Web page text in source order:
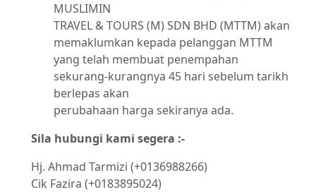
MUSLIMIN
TRAVEL & TOURS (M) SDN BHD (MTTM) akan
memaklumkan kepada pelanggan MTTM
yang telah membuat penempahan
sekurang-kurangnya 45 hari sebelum tarikh
berlepas akan
perubahaan harga sekiranya ada.
Sila hubungi kami segera :-
Hj. Ahmad Tarmizi (+0136988266)
Cik Fazira (+0183895024)